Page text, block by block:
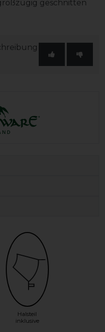
geschnitten
Halsteil
inklusive